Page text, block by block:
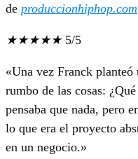
de produccionhiphop.com
★★★★★ 5/5
«Una vez Franck planteó
rumbo de las cosas:
pensaba que nada, pero
lo que era el proyecto
en un negocio.»